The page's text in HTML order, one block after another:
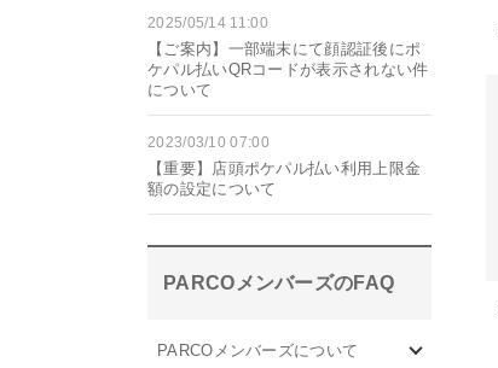
2025/05/14 11:00
【ご案内】一部端末にて顔認証後にポ
ケパル払いQRコードが表示されない件
について
2023/03/10 07:00
【重要】店頭ポケパル払い利用上限金
額の設定について
PARCOメンバーズのFAQ
PARCOメンバーズについて